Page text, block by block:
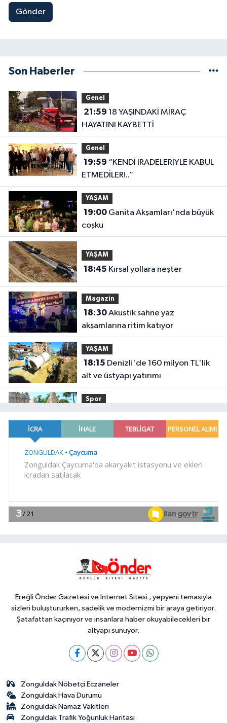
Gönder
Son Haberler
Genel
21:59
HAYATINI KAYBETTİ
Genel
19:59
ETMEDİLER!..”
YAŞAM
19:00Ganita Akşamları'nda büyük
coşku
YAŞAM
18:45 Kırsal yollara neşter
Magazin
18:30Akustik sahne yaz
akşamlarına ritim katıyor
YAŞAM
18:15
alt ve üstyapı yatırımı
Spor
İstanbul'da
17:45Ayvalık'ta üretici ve el emeği
17:17
Harmancık'ta da yolları yeniliyor
Ereğli Önder Gazetesi ve İnternet Sitesi , yepyeni temasıyla
sizleri buluştururken, sadelik ve modernizmi bir araya getiriyor.
Şatafattan kaçınıyor ve insanlara haber okuyabilecekleri bir
altyapı sunuyor.
Zonguldak Nöbetçi Eczaneler
Zonguldak Hava Durumu
Zonguldak Namaz Vakitleri
Zonguldak Trafik Yoğunluk Haritası